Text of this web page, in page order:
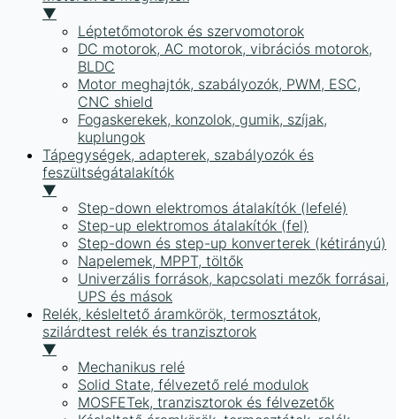
▼
Léptetőmotorok és szervomotorok
DC motorok, AC motorok, vibrációs motorok,
BLDC
Motor meghajtók, szabályozók, PWM, ESC,
CNC shield
Fogaskerekek, konzolok, gumik, szíjak,
kuplungok
Tápegységek, adapterek, szabályozók és
feszültségátalakítók
▼
Step-down elektromos átalakítók (lefelé)
Step-up elektromos átalakítók (fel)
Step-down és step-up konverterek (kétirányú)
Napelemek, MPPT, töltők
Univerzális források, kapcsolati mezők forrásai,
UPS és mások
Relék, késleltető áramkörök, termosztátok,
szilárdtest relék és tranzisztorok
▼
Mechanikus relé
Solid State, félvezető relé modulok
MOSFETek, tranzisztorok és félvezetők